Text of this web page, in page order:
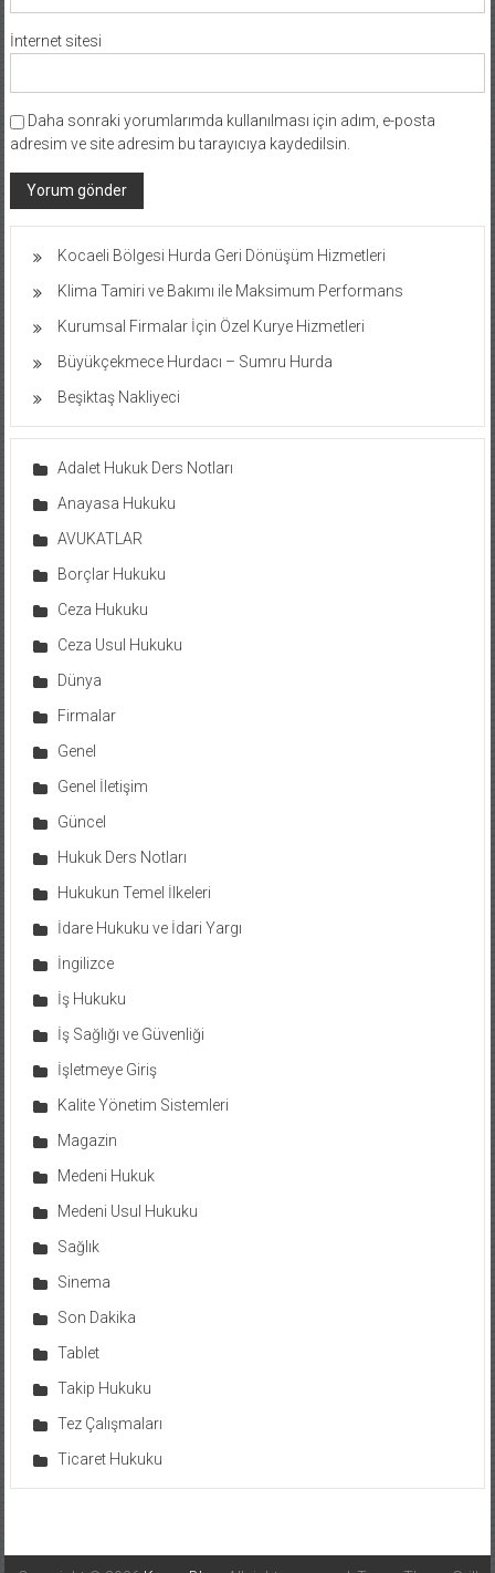
İnternet sitesi
Daha sonraki yorumlarımda kullanılması için adım, e-posta
adresim ve site adresim bu tarayıcıya kaydedilsin.
Kocaeli Bölgesi Hurda Geri Dönüşüm Hizmetleri
Klima Tamiri ve Bakımı ile Maksimum Performans
Kurumsal Firmalar İçin Özel Kurye Hizmetleri
Büyükçekmece Hurdacı – Sumru Hurda
Beşiktaş Nakliyeci
Adalet Hukuk Ders Notları
Anayasa Hukuku
AVUKATLAR
Borçlar Hukuku
Ceza Hukuku
Ceza Usul Hukuku
Dünya
Firmalar
Genel
Genel İletişim
Güncel
Hukuk Ders Notları
Hukukun Temel İlkeleri
İdare Hukuku ve İdari Yargı
İngilizce
İş Hukuku
İş Sağlığı ve Güvenliği
İşletmeye Giriş
Kalite Yönetim Sistemleri
Magazin
Medeni Hukuk
Medeni Usul Hukuku
Sağlık
Sinema
Son Dakika
Tablet
Takip Hukuku
Tez Çalışmaları
Ticaret Hukuku